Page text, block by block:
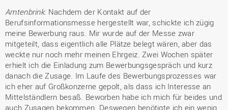
Amtenbrink: Nachdem der Kontakt auf der
Berufsinformationsmesse hergestellt war, schickte ich zügig
meine Bewerbung raus. Mir wurde auf der Messe zwar
mitgeteilt, dass eigentlich alle Plätze belegt wären, aber das
weckte nur noch mehr meinen Ehrgeiz. Zwei Wochen später
erhielt ich die Einladung zum Bewerbungsgespräch und kurz
danach die Zusage. Im Laufe des Bewerbungsprozesses war
ich eher auf Großkonzerne gepolt, als dass ich Interesse an
Mittelständlern besaß. Beworben habe ich mich für beides und
auch Zusagen bekommen. Deswegen benötigte ich ein wenig